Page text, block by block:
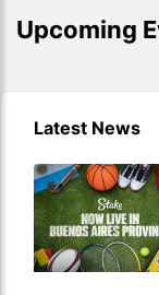
Upcoming
Latest News